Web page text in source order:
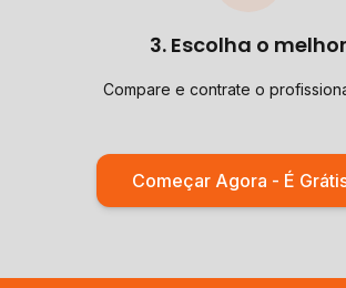
3. Escolha o melhor
Compare e contrate o
Começar Agora - É